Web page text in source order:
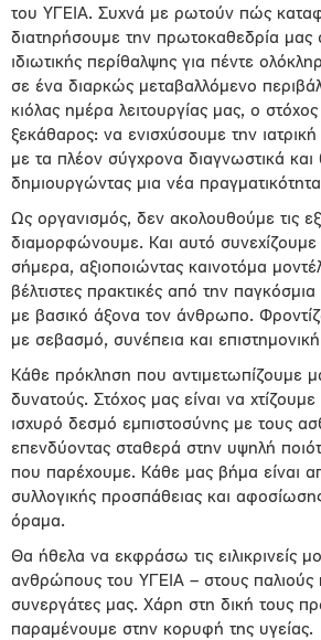
του ΥΓΕΙΑ. Συχνά με ρωτούν πώς
διατηρήσουμε την πρωτοκαθεδρία μας
ιδιωτικής περίθαλψης για πέντε
σε ένα διαρκώς μεταβαλλόμενο
κιόλας ημέρα λειτουργίας μας, ο
ξεκάθαρος: να ενισχύσουμε την
με τα πλέον σύγχρονα διαγνωστικά και
δημιουργώντας μια νέα πραγματικότητα
Ως οργανισμός, δεν ακολουθούμε τις
διαμορφώνουμε. Και αυτό
σήμερα, αξιοποιώντας καινοτόμα
βέλτιστες πρακτικές από την παγκόσμια
με βασικό άξονα τον άνθρωπο.
με σεβασμό, συνέπεια και
Κάθε πρόκληση που αντιμετωπίζουμε
δυνατούς. Στόχος μας είναι να
ισχυρό δεσμό εμπιστοσύνης με τους
επενδύοντας σταθερά στην υψηλή
που παρέχουμε. Κάθε μας βήμα είναι
συλλογικής προσπάθειας και
όραμα.
Θα ήθελα να εκφράσω τις ειλικρινείς
ανθρώπους του ΥΓΕΙΑ – στους παλιούς
συνεργάτες μας. Χάρη στη δική τους
παραμένουμε στην κορυφή της υγείας.